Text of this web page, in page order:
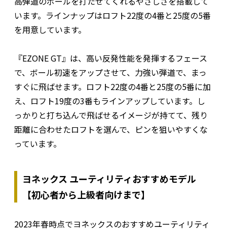
います。ラインナップはロフト22度の4番と25度の5番
を用意しています。
『EZONE GT』は、高い反発性能を発揮するフェース
で、ボール初速をアップさせて、力強い弾道で、まっ
すぐに飛ばせます。ロフト22度の4番と25度の5番に加
え、ロフト19度の3番もラインアップしています。し
っかりと打ち込んで飛ばせるイメージが持てて、残り
距離に合わせたロフトを選んで、ピンを狙いやすくな
っています。
ヨネックス ユーティリティおすすめモデル
【初心者から上級者向けまで】
2023年春時点でヨネックスのおすすめユーティリティ